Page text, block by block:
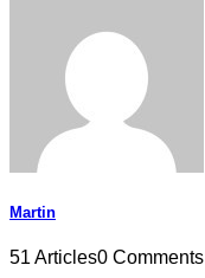
Martin
51 Articles0 Comments